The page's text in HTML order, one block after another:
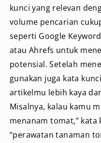
kunci yang relevan
volume pencarian
seperti Google
atau Ahrefs untuk
potensial. Setelah
gunakan juga kata
artikelmu lebih kaya
Misalnya, kalau kamu
menanam tomat,”
“perawatan tanaman